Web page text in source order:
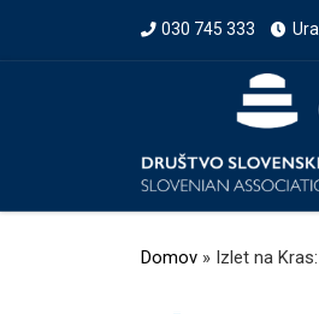
Prikaži vso vsebino030 745 333
Domov » Izlet na